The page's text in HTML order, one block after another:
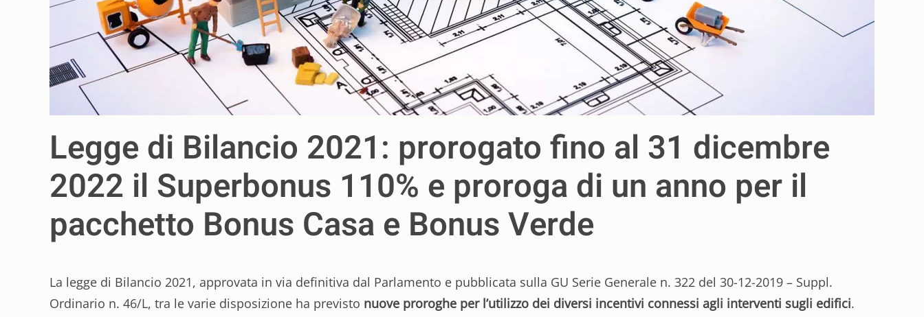
Legge di Bilancio 2021: prorogato fino al 31 dicembre
2022 il Superbonus 110% e proroga di un anno per il
pacchetto Bonus Casa e Bonus Verde
La legge di Bilancio 2021, approvata in via definitiva dal Parlamento e pubblicata sulla GU Serie Generale n. 322 del 30-12-2019 – Suppl.
Ordinario n. 46/L, tra le varie disposizione ha previsto nuove proroghe per l’utilizzo dei diversi incentivi connessi agli interventi sugli edifici.